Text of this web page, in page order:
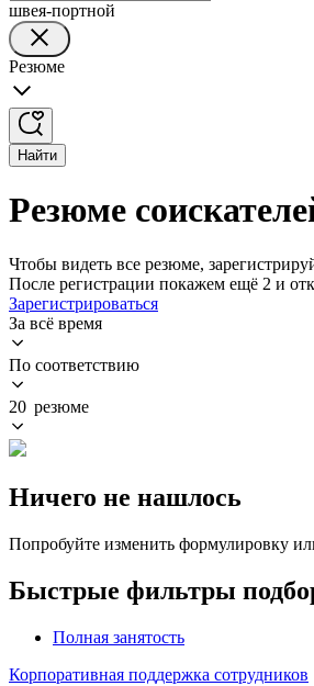
швея-портной
Резюме
Найти
Резюме
Чтобы видеть все резюме,
После регистрации покажем ещё 2 и
Зарегистрироваться
За всё время
По соответствию
20 резюме
Ничего не нашлось
Попробуйте изменить формулировку
Быстрые фильтры
Полная занятость
Корпоративная поддержка сотрудников